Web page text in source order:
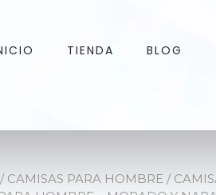
TIENDA BLOG
/ CAMISAS PARA HOMBRE /